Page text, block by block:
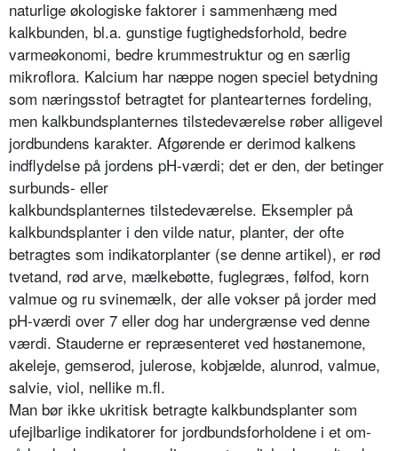
naturlige økologiske faktorer i sam­menhæng med
kalkbunden, bl.a. gun­stige fugtighedsforhold, bedre
varmeø­konomi, bedre krummestruktur og en særlig
mikroflora. Kalcium har næppe nogen speciel betydning
som nærings­stof betragtet for plantearternes forde­ling,
men kalkbundsplanternes tilste­deværelse røber alligevel
jordbundens karakter. Afgørende er derimod kal­kens
indflydelse på jordens pH-værdi; det er den, der betinger
surbunds- eller
kalkbundsplanternes tilstedeværelse. Eksempler på
kalkbundsplanter i den vilde natur, planter, der ofte
betragtes som indikatorplanter (se denne arti­kel), er rød
tvetand, rød arve, mælke­bøtte, fuglegræs, følfod, korn
valmue og ru svinemælk, der alle vokser på jorder med
pH-værdi over 7 eller dog har undergrænse ved denne
værdi. Stauderne er repræsenteret ved høst­anemone,
akeleje, gemserod, julerose, kobjælde, alunrod, valmue,
salvie, viol, nellike m.fl.
Man bør ikke ukritisk betragte kalk­bundsplanter som
ufejlbarlige indika­torer for jordbundsforholdene i et om­